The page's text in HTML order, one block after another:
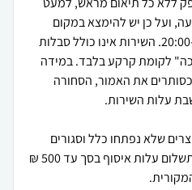
ועל כן יש להימצא במקום
האספקה בטווח השעות 20:00-08:00. השירות אינו כולל סבלות
לקומת קרקע בלבד. במידה
את האמור, הסחורה
שלא נפתחו כלל וסגורים
לחלוטין באריזתם המקורית ובתשלום עלות איסוף בסך עד 500 ₪